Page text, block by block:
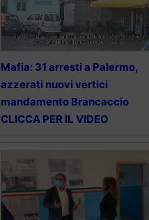
Mafia: 31 arresti a Palermo,
azzerati nuovi vertici
mandamento Brancaccio
CLICCA PER IL VIDEO